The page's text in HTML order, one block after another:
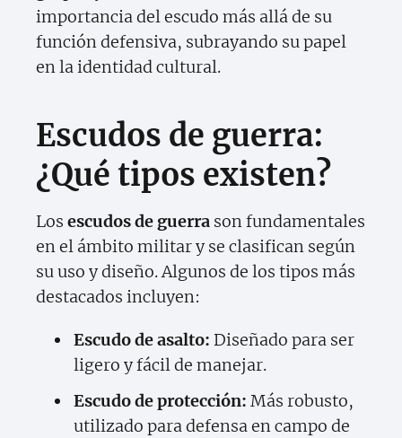
importancia del escudo más allá de su
función defensiva, subrayando su papel
en la identidad cultural.
Escudos de guerra:
¿Qué tipos existen?
Los escudos de guerra son fundamentales
en el ámbito militar y se clasifican según
su uso y diseño. Algunos de los tipos más
destacados incluyen:
Escudo de asalto: Diseñado para ser
ligero y fácil de manejar.
Escudo de protección: Más robusto,
utilizado para defensa en campo de